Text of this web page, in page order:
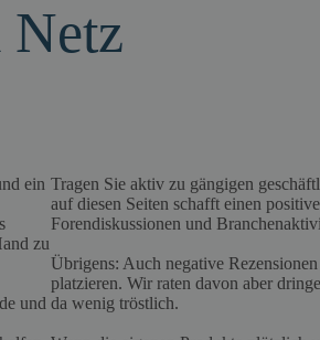
Netz
ein
zu
und
Tragen Sie aktiv zu gängigen
auf diesen Seiten schafft einen
Forendiskussionen und
Übrigens: Auch negative
platzieren. Wir raten davon aber
da wenig tröstlich.